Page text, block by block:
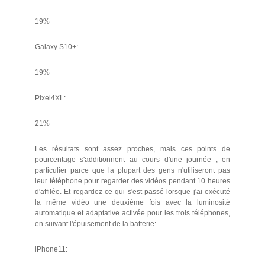
19%
Galaxy S10+:
19%
Pixel4XL:
21%
Les résultats sont assez proches, mais ces points de
pourcentage s'additionnent au cours d'une journée , en
particulier parce que la plupart des gens n'utiliseront pas
leur téléphone pour regarder des vidéos pendant 10 heures
d'affilée. Et regardez ce qui s'est passé lorsque j'ai exécuté
la même vidéo une deuxième fois avec la luminosité
automatique et adaptative activée pour les trois téléphones,
en suivant l'épuisement de la batterie:
iPhone11: